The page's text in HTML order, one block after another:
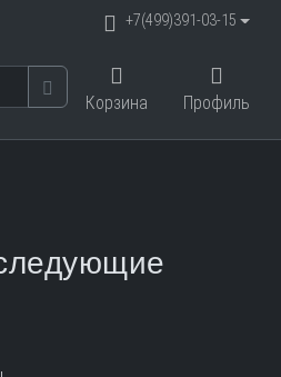
+7(499)391-03-15
Корзина Профиль